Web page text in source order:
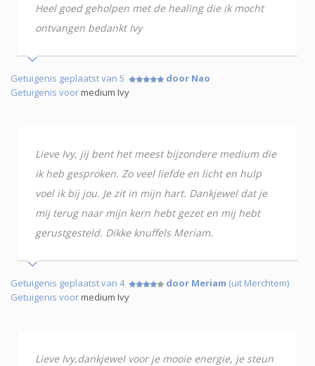
Heel goed geholpen met de healing die ik mocht
ontvangen bedankt Ivy
Getuigenis geplaatst van 5
door Nao
Getuigenis voormedium Ivy
Lieve Ivy, jij bent het meest bijzondere medium die
ik heb gesproken. Zo veel liefde en licht en hulp
voel ik bij jou. Je zit in mijn hart. Dankjewel dat je
mij terug naar mijn kern hebt gezet en mij hebt
gerustgesteld. Dikke knuffels Meriam.
Getuigenis geplaatst van 4 door Meriam (uit Merchtem)
Getuigenis voormedium Ivy
Lieve Ivy,dankjewel voor je mooie energie, je steun